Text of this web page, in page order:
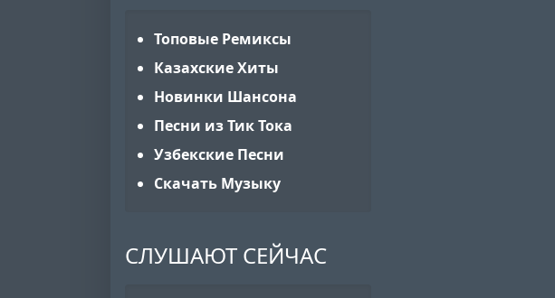
Топовые Ремиксы
Казахские Хиты
Новинки Шансона
Песни из Тик Тока
Узбекские Песни
Скачать Музыку
СЛУШАЮТ СЕЙЧАС